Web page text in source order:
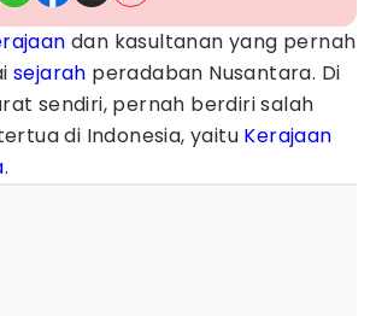
dan kasultanan yang pernah
sejarah peradaban Nusantara. Di
sendiri, pernah berdiri salah
di Indonesia, yaitu Kerajaan
.